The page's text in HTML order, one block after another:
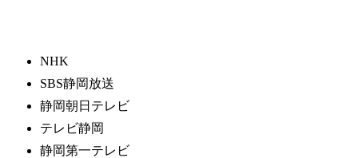
NHK
SBS静岡放送
静岡朝日テレビ
テレビ静岡
静岡第一テレビ